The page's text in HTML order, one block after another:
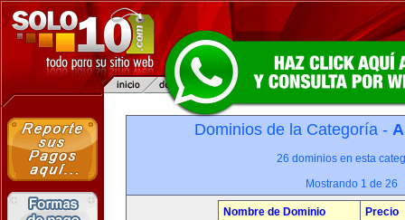
Dominios de la Categoría -
26 dominios en esta
Mostrando 1 de 26
Nombre de Dominio
Precio